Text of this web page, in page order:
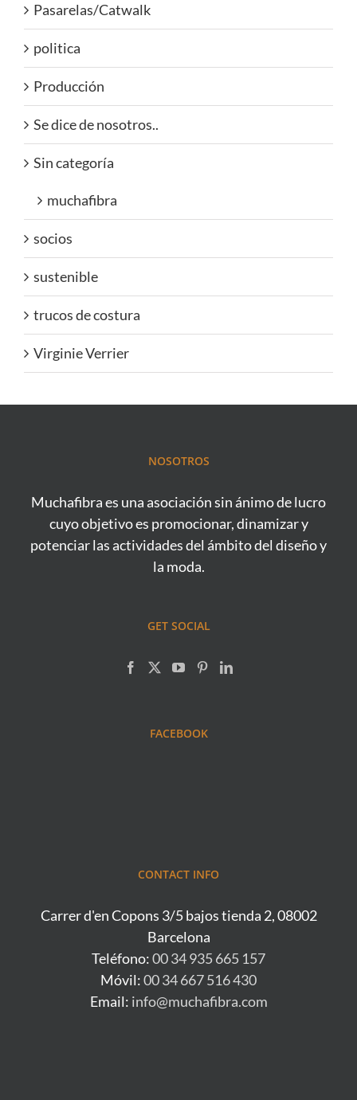
Pasarelas/Catwalk
politica
Producción
Se dice de nosotros..
Sin categoría
muchafibra
socios
sustenible
trucos de costura
Virginie Verrier
NOSOTROS
Muchafibra es una asociación sin ánimo de lucro
cuyo objetivo es promocionar, dinamizar y
potenciar las actividades del ámbito del diseño y
la moda.
GET SOCIAL
FACEBOOK
CONTACT INFO
Carrer d'en Copons 3/5 bajos tienda 2, 08002
Barcelona
Teléfono:00 34 935 665 157
Móvil:00 34 667 516 430
Email: info@muchafibra.com